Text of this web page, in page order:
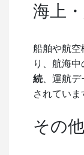
海上
船舶や航空
り、航海中
続 、運航
されていま
その他